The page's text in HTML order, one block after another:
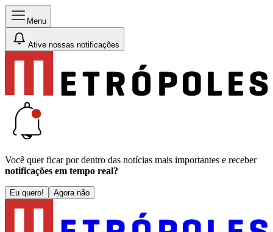
Menu
Ative nossas notificações
Você quer ficar por dentro das notícias mais importantes e receber
notificações em tempo real?
Eu quero! Agora não